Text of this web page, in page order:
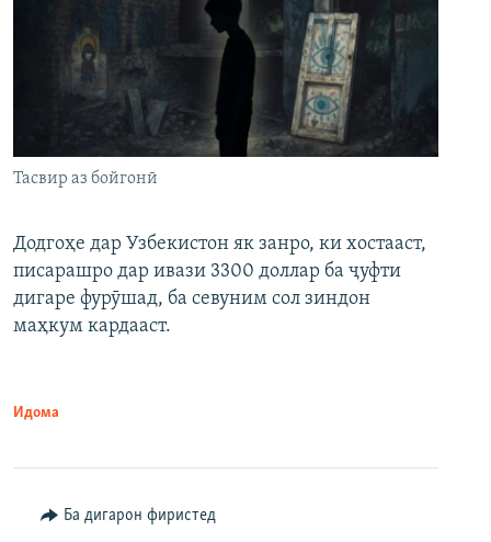
Тасвир аз бойгонӣ
Додгоҳе дар Узбекистон як занро, ки хостааст,
писарашро дар ивази 3300 доллар ба ҷуфти
дигаре фурӯшад, ба севуним сол зиндон
маҳкум кардааст.
Идома
Ба дигарон фиристед